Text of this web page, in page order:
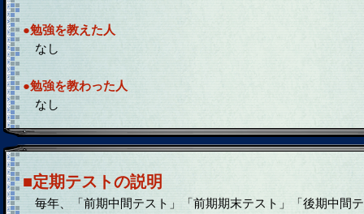
●勉強を教えた人
なし
●勉強を教わった人
なし
■定期テストの説明
毎年、「前期中間テスト」「前期期末テスト」「後期中間